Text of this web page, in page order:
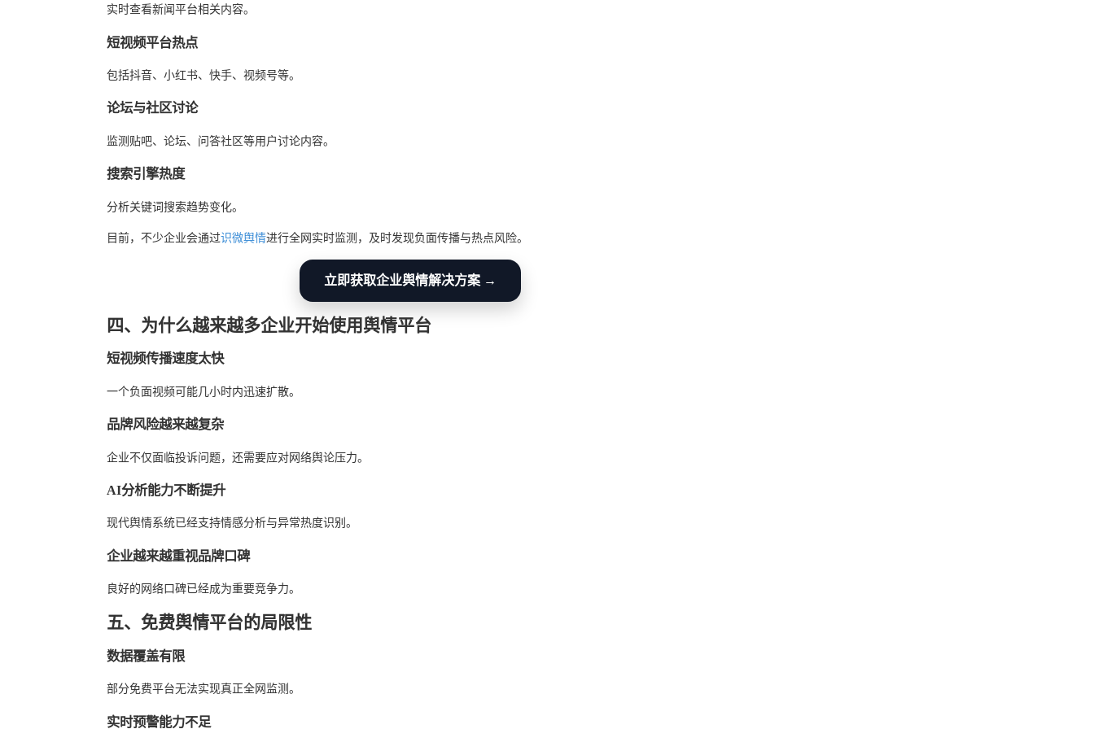
实时查看新闻平台相关内容。
短视频平台热点
包括抖音、小红书、快手、视频号等。
论坛与社区讨论
监测贴吧、论坛、问答社区等用户讨论内容。
搜索引擎热度
分析关键词搜索趋势变化。
目前，不少企业会通过识微舆情进行全网实时监测，及时发现负面传播与热点风险。
立即获取企业舆情解决方案 →
四、为什么越来越多企业开始使用舆情平台
短视频传播速度太快
一个负面视频可能几小时内迅速扩散。
品牌风险越来越复杂
企业不仅面临投诉问题，还需要应对网络舆论压力。
AI分析能力不断提升
现代舆情系统已经支持情感分析与异常热度识别。
企业越来越重视品牌口碑
良好的网络口碑已经成为重要竞争力。
五、免费舆情平台的局限性
数据覆盖有限
部分免费平台无法实现真正全网监测。
实时预警能力不足